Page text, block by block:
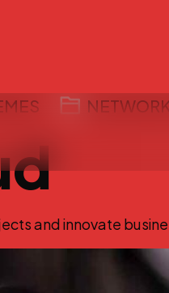
and innovate